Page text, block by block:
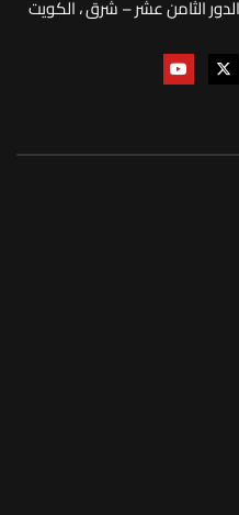
الثامن عشر – شرق ، الكويت